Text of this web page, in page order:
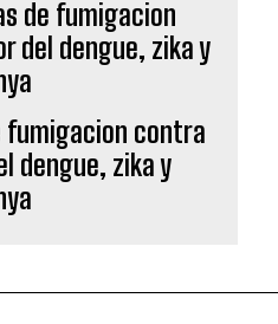
fumigacion contra
dengue, zika y